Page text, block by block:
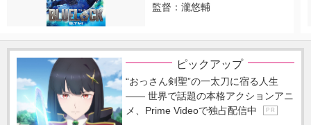
監督：瀧悠輔
ピックアップ
“おっさん剣聖”の一太刀に宿る人生
―― 世界で話題の本格アクションアニ
メ、Prime Videoで独占配信中
P R